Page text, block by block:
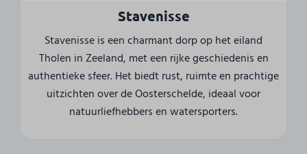
Stavenisse
Stavenisse is een charmant dorp op het eiland
Tholen in Zeeland, met een rijke geschiedenis en
authentieke sfeer. Het biedt rust, ruimte en prachtige
uitzichten over de Oosterschelde, ideaal voor
natuurliefhebbers en watersporters.